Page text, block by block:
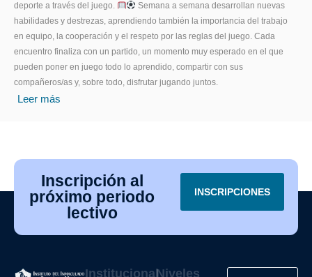
deporte a través del juego.
Semana a semana desarrollan nuevas
habilidades y destrezas, aprendiendo también la importancia del trabajo
en equipo, la cooperación y el respeto por las reglas del juego. Cada
encuentro finaliza con un partido, un momento muy esperado en el que
pueden poner en juego todo lo aprendido, compartir con sus
compañeros/as y, sobre todo, disfrutar jugando juntos.
Leer más
Inscripción al
próximo periodo
lectivo
INSCRIPCIONES
InstitucionalNiveles